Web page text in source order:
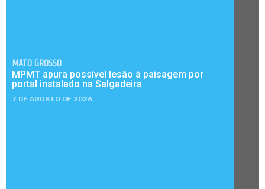
MATO GROSSO
MPMT apura possível lesão à paisagem por
portal instalado na Salgadeira
7 DE AGOSTO DE 2026